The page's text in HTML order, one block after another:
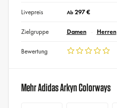
Livepreis Ab297 €
Zielgruppe Damen Herren
Bewertung
Mehr Adidas Arkyn Colorways